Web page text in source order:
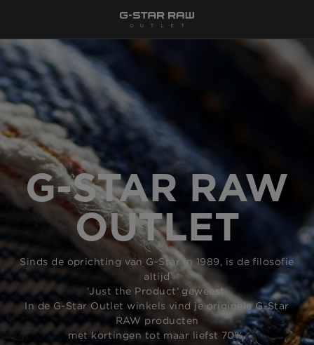
G-STAR RAW
OUTLET
Sinds de oprichting van G-Star in 1989, is de filosofie
altijd
'Just the Product’ geweest.
In de G-Star Outlet winkels vind je originele G-Star
RAW producten
met kortingen tot maar liefst 70%.